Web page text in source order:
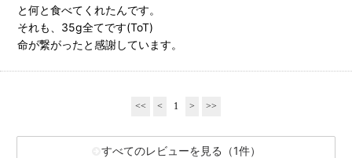
と何と食べてくれたんです。
それも、35g全てです(ToT)
命が繋がったと感謝しています。
<< < 1 > >>
すべてのレビューを見る（1件）